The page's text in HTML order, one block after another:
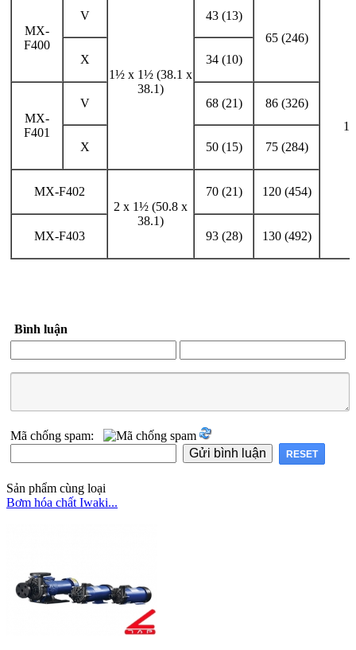
MX-
F400
V
1½ x 1½ (38.1 x
38.1)
43 (13)
65 (246)
X 34 (10)
MX-
F401
V 68 (21) 86 (326)
X 50 (15) 75 (284)
MX-F402
2 x 1½ (50.8 x
38.1)
70 (21) 120 (454)
MX-F403 93 (28) 130 (492)
Bình luận
Mã chống spam:
Sản phẩm cùng loại
Bơm hóa chất Iwaki...